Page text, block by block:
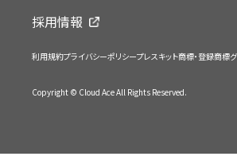
採用情報
利用規約プライバシーポリシープレスキット商標・登録商標
Copyright © Cloud Ace All Rights Reserved.